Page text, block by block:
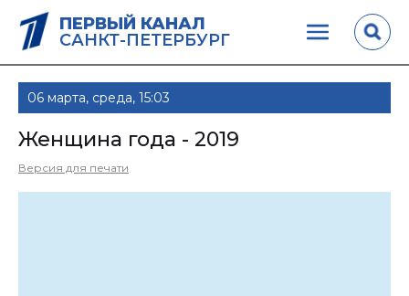
ПЕРВЫЙ КАНАЛ
САНКТ-ПЕТЕРБУРГ
06 марта, среда, 15:03
Женщина года - 2019
Версия для печати